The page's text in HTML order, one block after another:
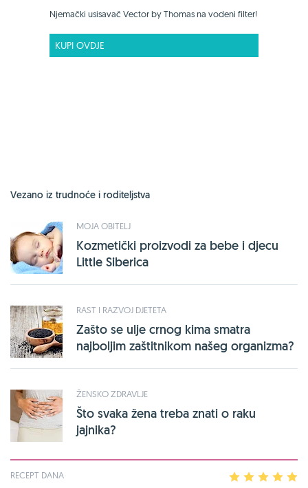
Njemački usisavač Vector by Thomas na vodeni filter!
KUPI OVDJE
Vezano iz trudnoće i roditeljstva
MOJA OBITELJ
Kozmetički proizvodi za bebe i djecu
Little Siberica
RAST I RAZVOJ DJETETA
Zašto se ulje crnog kima smatra
najboljim zaštitnikom našeg organizma?
ŽENSKO ZDRAVLJE
Što svaka žena treba znati o raku
jajnika?
RECEPT DANA 2 3 4